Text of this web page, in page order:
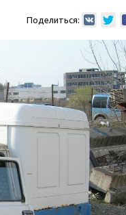
Поделиться: